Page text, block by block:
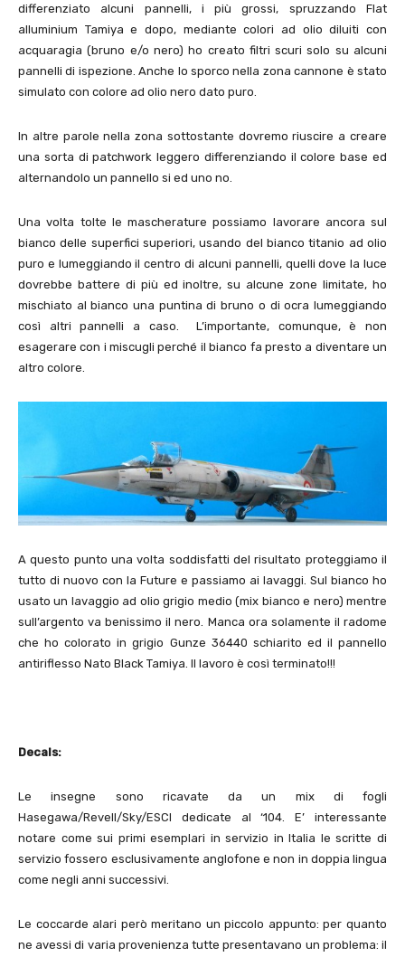
differenziato alcuni pannelli, i più grossi, spruzzando Flat
alluminium Tamiya e dopo, mediante colori ad olio diluiti con
acquaragia (bruno e/o nero) ho creato filtri scuri solo su alcuni
pannelli di ispezione. Anche lo sporco nella zona cannone è stato
simulato con colore ad olio nero dato puro.
In altre parole nella zona sottostante dovremo riuscire a creare
una sorta di patchwork leggero differenziando il colore base ed
alternandolo un pannello si ed uno no.
Una volta tolte le mascherature possiamo lavorare ancora sul
bianco delle superfici superiori, usando del bianco titanio ad olio
puro e lumeggiando il centro di alcuni pannelli, quelli dove la luce
dovrebbe battere di più ed inoltre, su alcune zone limitate, ho
mischiato al bianco una puntina di bruno o di ocra lumeggiando
così altri pannelli a caso. L’importante, comunque, è non
esagerare con i miscugli perché il bianco fa presto a diventare un
altro colore.
A questo punto una volta soddisfatti del risultato proteggiamo il
tutto di nuovo con la Future e passiamo ai lavaggi. Sul bianco ho
usato un lavaggio ad olio grigio medio (mix bianco e nero) mentre
sull’argento va benissimo il nero. Manca ora solamente il radome
che ho colorato in grigio Gunze 36440 schiarito ed il pannello
antiriflesso Nato Black Tamiya. Il lavoro è così terminato!!!
Decals:
Le insegne sono ricavate da un mix di fogli
Hasegawa/Revell/Sky/ESCI dedicate al ‘104. E’ interessante
notare come sui primi esemplari in servizio in Italia le scritte di
servizio fossero esclusivamente anglofone e non in doppia lingua
come negli anni successivi.
Le coccarde alari però meritano un piccolo appunto: per quanto
ne avessi di varia provenienza tutte presentavano un problema: il